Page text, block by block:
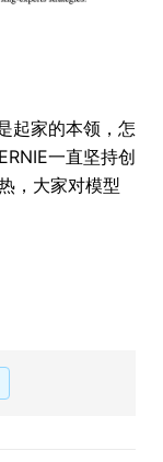
起家的本领，怎
一直坚持创
，大家对模型